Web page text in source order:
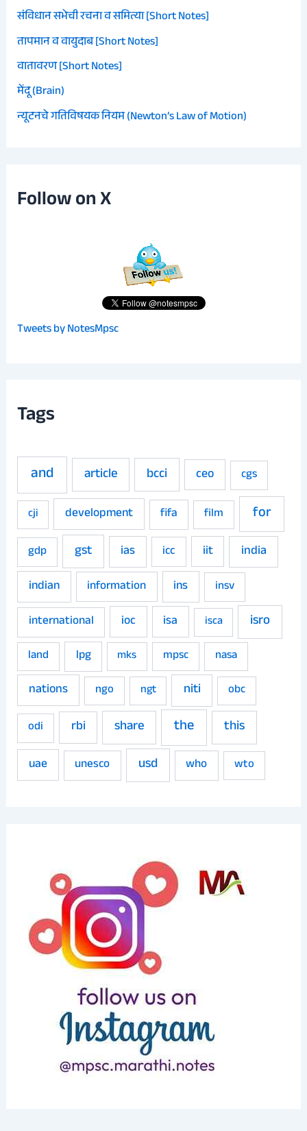
संविधान सभेची रचना व समित्या [Short Notes]
तापमान व वायुदाब [Short Notes]
वातावरण [Short Notes]
मेंदू (Brain)
न्यूटनचे गतिविषयक नियम (Newton’s Law of Motion)
Follow on X
Tweets by NotesMpsc
Tags
and article bcci ceo cgs
cji development fifa film for
gdp gst ias icc iit
india
indian
information ins
insv
international
ioc isa isca isro
land lpg mks mpsc nasa
nations ngo ngt niti
obc
odi
rbi share the this
uae unesco usd who wto